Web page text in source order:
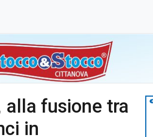
alla fusione tra
in